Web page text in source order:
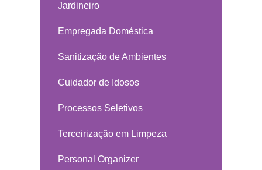
Jardineiro
Empregada Doméstica
Sanitização de Ambientes
Cuidador de Idosos
Processos Seletivos
Terceirização em Limpeza
Personal Organizer